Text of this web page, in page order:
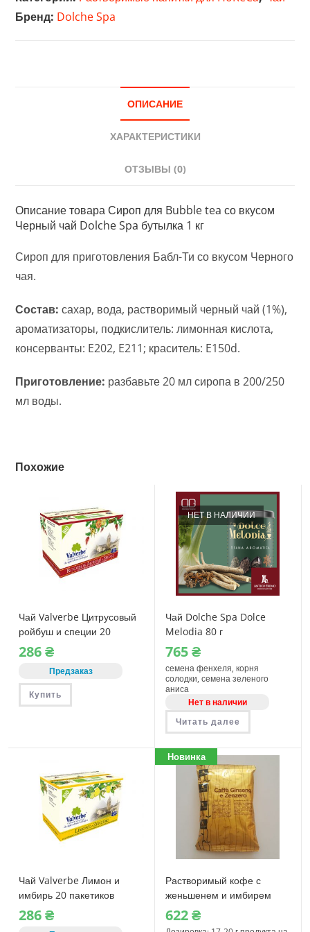
tea
со
Бренд: Dolche Spa
ОПИСАНИЕ
ХАРАКТЕРИСТИКИ
ОТЗЫВЫ (0)
Описание товара Сироп для Bubble tea со вкусом
Черный чай Dolche Spa бутылка 1 кг
Сироп для приготовления Бабл-Ти со вкусом Черного
чая.
Состав: сахар, вода, растворимый черный чай (1%),
ароматизаторы, подкислитель: лимонная кислота,
консерванты: E202, E211; краситель: E150d.
Приготовление: разбавьте 20 мл сиропа в 200/250
мл воды.
Похожие
Чай Valverbe Цитрусовый
ройбуш и специи 20
пакетиков
286₴
Предзаказ
Купить
НЕТ В НАЛИЧИИ
Чай Dolche Spa Dolce
Melodia 80 г
765₴
семена фенхеля, корня
солодки, семена зеленого
аниса
Нет в наличии
Читать далее
Чай Valverbe Лимон и
имбирь 20 пакетиков
286₴
Новинка
Растворимый кофе с
женьшенем и имбирем
Dolche Spa Ginseng e
Zenzero 500 грамм
622₴